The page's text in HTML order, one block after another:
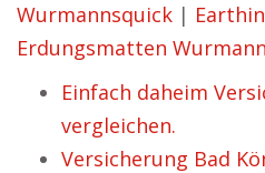
Wurmannsquick |
Erdungsmatten
Einfach daheim
vergleichen.
Versicherung Bad